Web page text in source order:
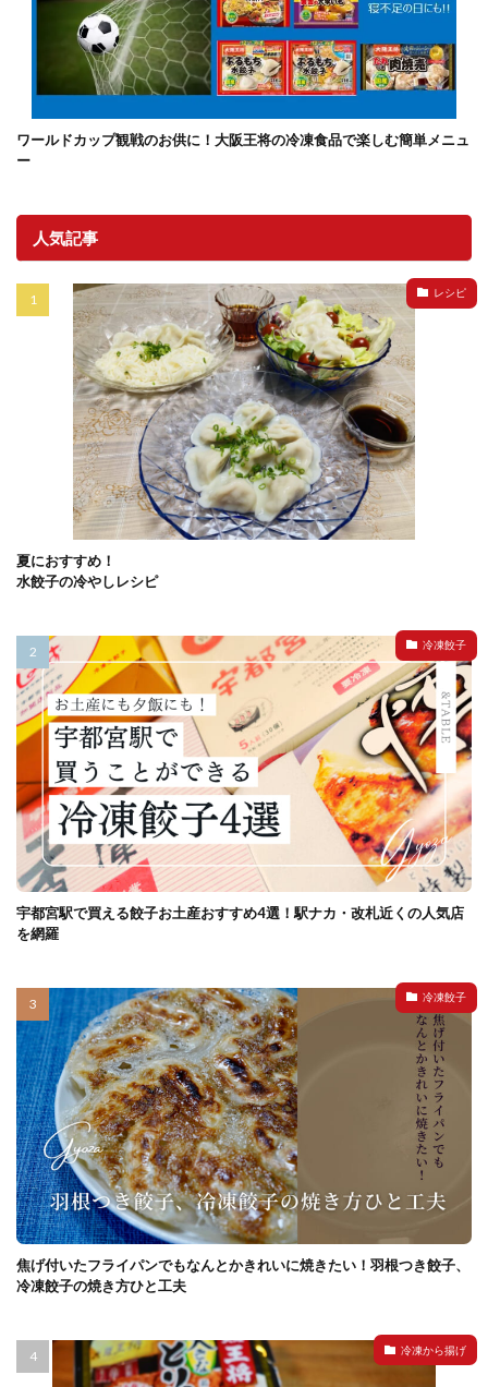
ワールドカップ観戦のお供に！大阪王将の冷凍食品で楽しむ簡単メニュ
ー
人気記事
レシピ
夏におすすめ！
水餃子の冷やしレシピ
冷凍餃子
宇都宮駅で買える餃子お土産おすすめ4選！駅ナカ・改札近くの人気店
を網羅
冷凍餃子
焦げ付いたフライパンでもなんとかきれいに焼きたい！羽根つき餃子、
冷凍餃子の焼き方ひと工夫
冷凍から揚げ